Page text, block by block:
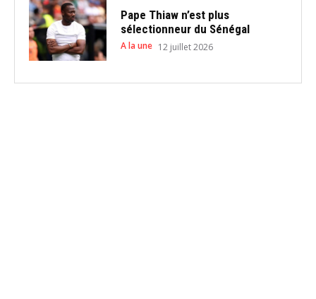
Pape Thiaw n’est plus
sélectionneur du Sénégal
A la une 12 juillet 2026